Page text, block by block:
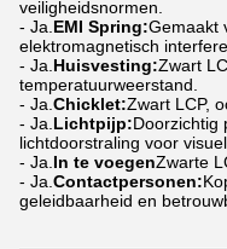
veiligheidsnormen.
- Ja. EMI Spring:Gemaakt
elektromagnetisch
- Ja. Huisvesting:Zwart
temperatuurweerstand.
- Ja. Chicklet:Zwart LCP,
- Ja. Lichtpijp:Doorzichtig
lichtdoorstraling voor
- Ja. In te voegenZwarte
- Ja. Contactpersonen:
geleidbaarheid en